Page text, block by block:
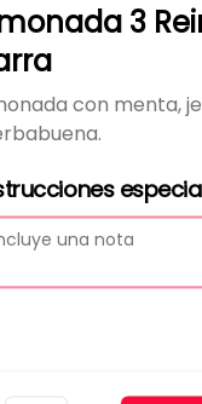
3
con menta,